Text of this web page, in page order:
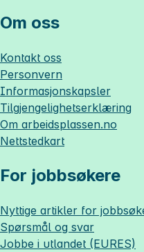
Om oss
Kontakt oss
Personvern
Informasjonskapsler
Tilgjengelighetserklæring
Om arbeidsplassen.no
Nettstedkart
For jobbsøkere
Nyttige artikler for
Spørsmål og svar
Jobbe i utlandet (EURES)